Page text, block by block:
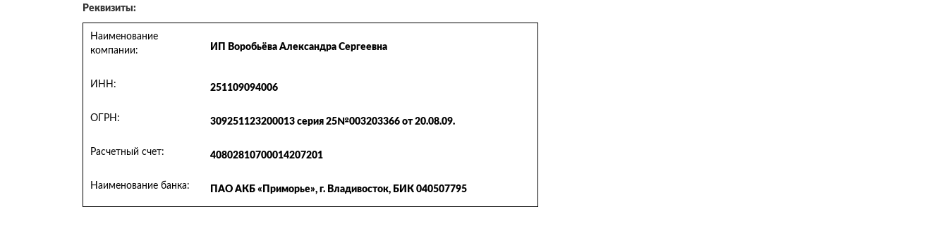
Реквизиты:
Наименование
компании:
ИП Воробьёва Александра Сергеевна
ИНН: 251109094006
ОГРН: 309251123200013 серия 25№003203366 от 20.08.09.
Расчетный счет: 40802810700014207201
Наименование банка: ПАО АКБ «Приморье», г. Владивосток, БИК 040507795